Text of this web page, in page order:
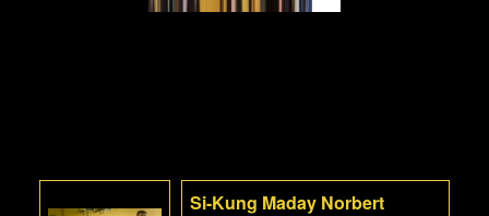
Si-Kung Maday Norbert